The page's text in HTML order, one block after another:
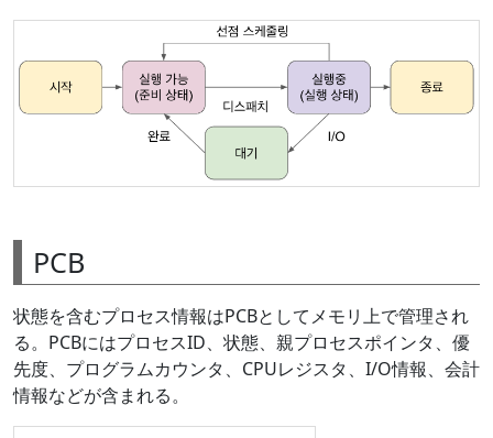
PCB
状態を含むプロセス情報はPCBとしてメモリ上で管理され
る。PCBにはプロセスID、状態、親プロセスポインタ、優
先度、プログラムカウンタ、CPUレジスタ、I/O情報、会計
情報などが含まれる。